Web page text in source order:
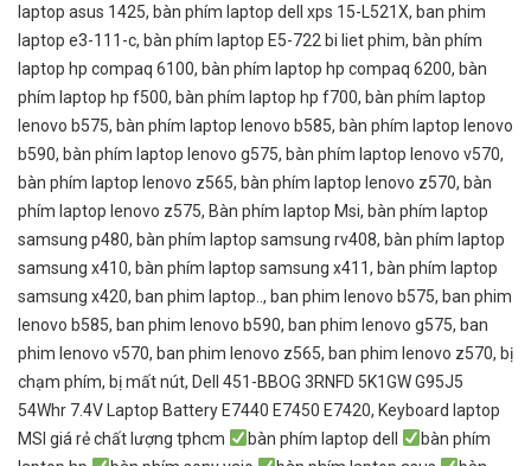
laptop asus 1425, bàn phím laptop dell xps 15-L521X, ban phim
laptop e3-111-c, bàn phím laptop E5-722 bi liet phim, bàn phím
laptop hp compaq 6100, bàn phím laptop hp compaq 6200, bàn
phím laptop hp f500, bàn phím laptop hp f700, bàn phím laptop
lenovo b575, bàn phím laptop lenovo b585, bàn phím laptop lenovo
b590, bàn phím laptop lenovo g575, bàn phím laptop lenovo v570,
bàn phím laptop lenovo z565, bàn phím laptop lenovo z570, bàn
phím laptop lenovo z575, Bàn phím laptop Msi, bàn phím laptop
samsung p480, bàn phím laptop samsung rv408, bàn phím laptop
samsung x410, bàn phím laptop samsung x411, bàn phím laptop
samsung x420, ban phim laptop.. , ban phim lenovo b575, ban phim
lenovo b585, ban phim lenovo b590, ban phim lenovo g575, ban
phim lenovo v570, ban phim lenovo z565, ban phim lenovo z570, bị
chạm phím, bị mất nút, Dell 451-BBOG 3RNFD 5K1GW G95J5
54Whr 7.4V Laptop Battery E7440 E7450 E7420, Keyboard laptop
MSI giá rẻ chất lượng tphcm
bàn phím laptop dell
bàn phím